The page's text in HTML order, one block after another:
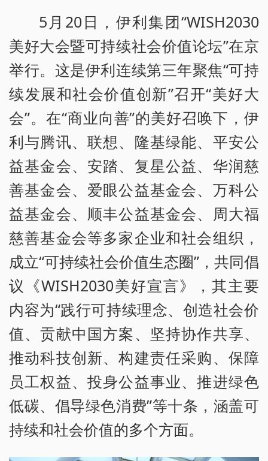
5月20日，伊利集团“WISH2030
美好大会暨可持续社会价值论坛”在京
举行。这是伊利连续第三年聚焦“可持
续发展和社会价值创新”召开“美好大
会”。在“商业向善”的美好召唤下，伊
利与腾讯、联想、隆基绿能、平安公
益基金会、安踏、复星公益、华润慈
善基金会、爱眼公益基金会、万科公
益基金会、顺丰公益基金会、周大福
慈善基金会等多家企业和社会组织，
成立“可持续社会价值生态圈”，共同倡
议《WISH2030美好宣言》，其主要
内容为“践行可持续理念、创造社会价
值、贡献中国方案、坚持协作共享、
推动科技创新、构建责任采购、保障
员工权益、投身公益事业、推进绿色
低碳、倡导绿色消费”等十条，涵盖可
持续和社会价值的多个方面。